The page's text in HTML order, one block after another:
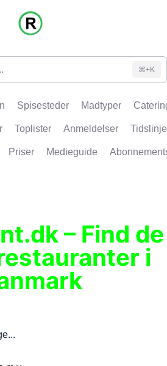
⌘+K
Spisesteder Madtyper
Toplister Anmeldelser Tidslinje
Priser Medieguide
– Find de
i